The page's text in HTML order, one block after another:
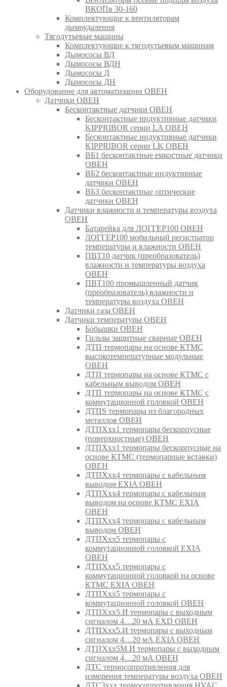
ВКОПв 30-160
Комплектующие к вентиляторам
дымоудаления
Тягодутьевые машины
Комплектующие к тягодутьевым машинам
Дымососы ВД
Дымососы ВДН
Дымососы Д
Дымососы ДН
Оборудование для автоматизации ОВЕН
Датчики ОВЕН
Бесконтактные датчики ОВЕН
Бесконтактные индуктивные датчики
KIPPRIBOR серии LA ОВЕН
Бесконтактные индуктивные датчики
KIPPRIBOR серии LK ОВЕН
ВБ1 бесконтактные емкостные датчики
ОВЕН
ВБ2 бесконтактные индуктивные
датчики ОВЕН
ВБ3 бесконтактные оптические
датчики ОВЕН
Датчики влажности и температуры воздуха
ОВЕН
Батарейка для ЛОГГЕР100 ОВЕН
ЛОГГЕР100 мобильный регистратор
температуры и влажности ОВЕН
ПВТ10 датчик (преобразователь)
влажности и температуры воздуха
ОВЕН
ПВТ100 промышленный датчик
(преобразователь) влажности и
температуры воздуха ОВЕН
Датчики газа ОВЕН
Датчики температуры ОВЕН
Бобышки ОВЕН
Гильзы защитные сварные ОВЕН
ДТП термопары на основе КТМС
высокотемпературные модульные
ОВЕН
ДТП термопары на основе КТМС с
кабельным выводом ОВЕН
ДТП термопары на основе КТМС с
коммутационной головкой ОВЕН
ДТПS термопары из благородных
металлов ОВЕН
ДТПХхх1 термопары бескорпусные
(поверхностные) ОВЕН
ДТПХхх1 термопары бескорпусные на
основе КТМС (термопарные вставки)
ОВЕН
ДТПХхх4 термопары с кабельным
выводом EXIA ОВЕН
ДТПХхх4 термопары с кабельным
выводом на основе КТМС EXIA
ОВЕН
ДТПХхх4 термопары с кабельным
выводом ОВЕН
ДТПХхх5 термопары с
коммутационной головкой EXIA
ОВЕН
ДТПХхх5 термопары с
коммутационной головкой на основе
КТМС EXIA ОВЕН
ДТПХхх5 термопары с
коммутационной головкой ОВЕН
ДТПХхх5.И термопары с выходным
сигналом 4…20 мА EXD ОВЕН
ДТПХхх5.И термопары с выходным
сигналом 4…20 мА EXIA ОВЕН
ДТПХхх5М.И термопары с выходным
сигналом 4…20 мА ОВЕН
ДТС термосопротивления для
измерения температуры воздуха ОВЕН
ДТС3ххх термосопротивления HVAC